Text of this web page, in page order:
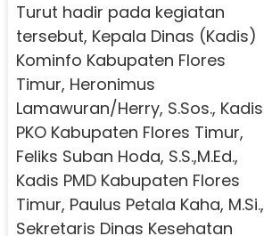
Turut hadir pada kegiatan
tersebut, Kepala Dinas (Kadis)
Kominfo Kabupaten Flores
Timur, Heronimus
Lamawuran/Herry, S.Sos., Kadis
PKO Kabupaten Flores Timur,
Feliks Suban Hoda, S.S.,M.Ed.,
Kadis PMD Kabupaten Flores
Timur, Paulus Petala Kaha, M.Si.,
Sekretaris Dinas Kesehatan